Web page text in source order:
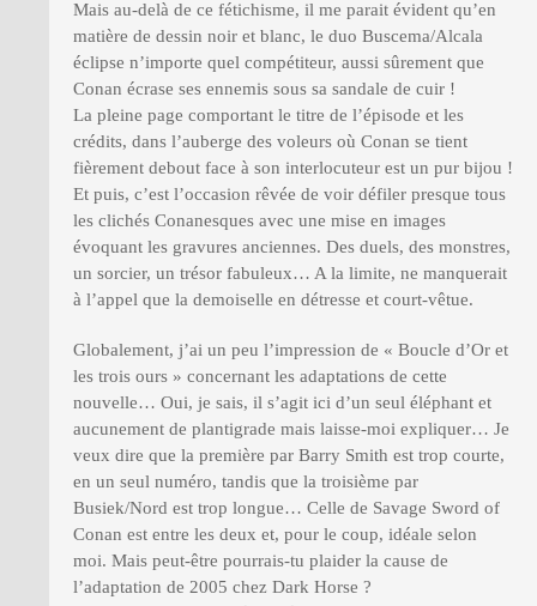
Mais au-delà de ce fétichisme, il me parait évident qu’en
matière de dessin noir et blanc, le duo Buscema/Alcala
éclipse n’importe quel compétiteur, aussi sûrement que
Conan écrase ses ennemis sous sa sandale de cuir !
La pleine page comportant le titre de l’épisode et les
crédits, dans l’auberge des voleurs où Conan se tient
fièrement debout face à son interlocuteur est un pur bijou !
Et puis, c’est l’occasion rêvée de voir défiler presque tous
les clichés Conanesques avec une mise en images
évoquant les gravures anciennes. Des duels, des monstres,
un sorcier, un trésor fabuleux… A la limite, ne manquerait
à l’appel que la demoiselle en détresse et court-vêtue.
Globalement, j’ai un peu l’impression de « Boucle d’Or et
les trois ours » concernant les adaptations de cette
nouvelle… Oui, je sais, il s’agit ici d’un seul éléphant et
aucunement de plantigrade mais laisse-moi expliquer… Je
veux dire que la première par Barry Smith est trop courte,
en un seul numéro, tandis que la troisième par
Busiek/Nord est trop longue… Celle de Savage Sword of
Conan est entre les deux et, pour le coup, idéale selon
moi. Mais peut-être pourrais-tu plaider la cause de
l’adaptation de 2005 chez Dark Horse ?